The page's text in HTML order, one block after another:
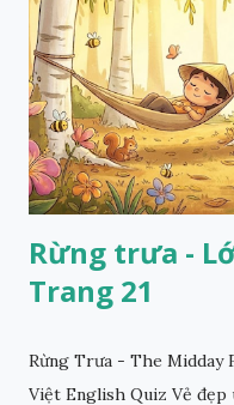
Rừng trưa -
Trang 21
Rừng Trưa - The
Việt English Quiz Vẻ đẹp